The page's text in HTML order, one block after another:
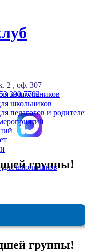
2 , оф. 307
390-7702
дошкольников
школьников
педагогов и
для школьников
группы!
группы!